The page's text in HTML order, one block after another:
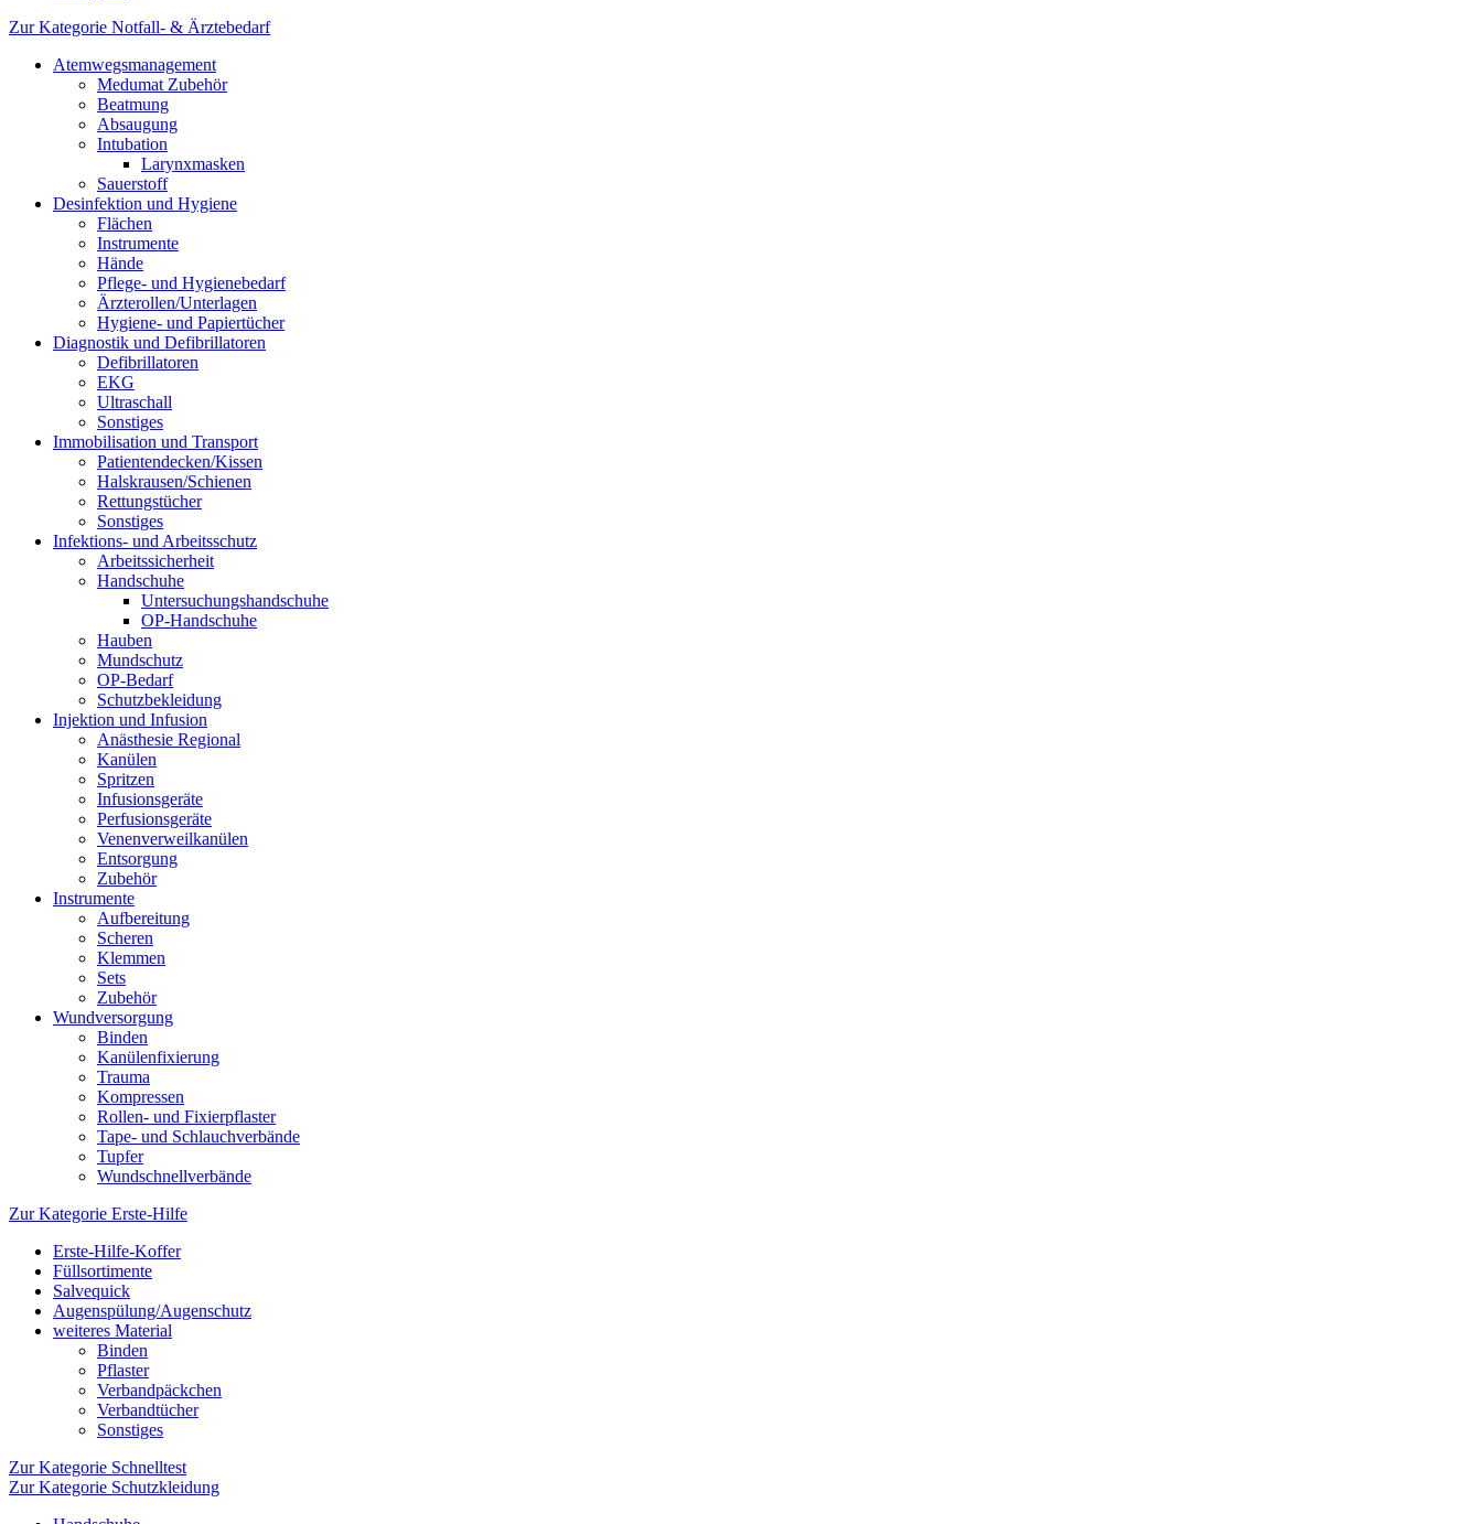
Zur Kategorie Notfall- & Ärztebedarf
Atemwegsmanagement
Medumat Zubehör
Beatmung
Absaugung
Intubation
Larynxmasken
Sauerstoff
Desinfektion und Hygiene
Flächen
Instrumente
Hände
Pflege- und Hygienebedarf
Ärzterollen/Unterlagen
Hygiene- und Papiertücher
Diagnostik und Defibrillatoren
Defibrillatoren
EKG
Ultraschall
Sonstiges
Immobilisation und Transport
Patientendecken/Kissen
Halskrausen/Schienen
Rettungstücher
Sonstiges
Infektions- und Arbeitsschutz
Arbeitssicherheit
Handschuhe
Untersuchungshandschuhe
OP-Handschuhe
Hauben
Mundschutz
OP-Bedarf
Schutzbekleidung
Injektion und Infusion
Anästhesie Regional
Kanülen
Spritzen
Infusionsgeräte
Perfusionsgeräte
Venenverweilkanülen
Entsorgung
Zubehör
Instrumente
Aufbereitung
Scheren
Klemmen
Sets
Zubehör
Wundversorgung
Binden
Kanülenfixierung
Trauma
Kompressen
Rollen- und Fixierpflaster
Tape- und Schlauchverbände
Tupfer
Wundschnellverbände
Zur Kategorie Erste-Hilfe
Erste-Hilfe-Koffer
Füllsortimente
Salvequick
Augenspülung/Augenschutz
weiteres Material
Binden
Pflaster
Verbandpäckchen
Verbandtücher
Sonstiges
Zur Kategorie Schnelltest
Zur Kategorie Schutzkleidung